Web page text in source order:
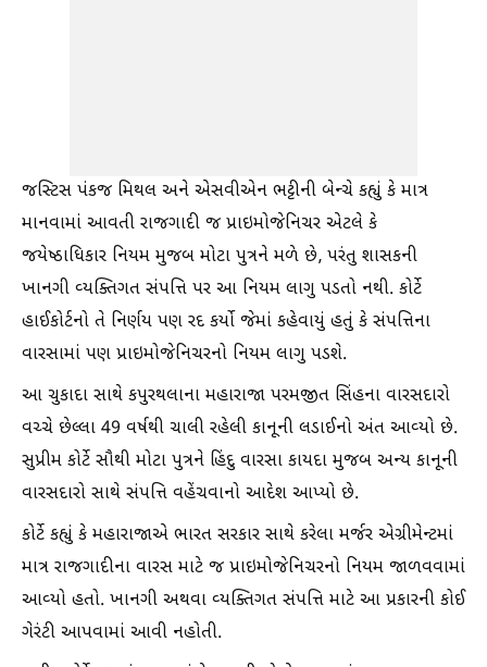
જસ્ટિસ પંકજ મિથલ અને એસવીએન ભટ્ટીની બેન્ચે કહ્યું કે માત્ર
માનવામાં આવતી રાજગાદી જ પ્રાઇમોજેનિચર એટલે કે
જયેષ્ઠાધિકાર નિયમ મુજબ મોટા પુત્રને મળે છે, પરંતુ શાસકની
ખાનગી વ્યક્તિગત સંપત્તિ પર આ નિયમ લાગુ પડતો નથી. કોર્ટે
હાઈકોર્ટનો તે નિર્ણય પણ રદ કર્યો જેમાં કહેવાયું હતું કે સંપત્તિના
વારસામાં પણ પ્રાઇમોજેનિચરનો નિયમ લાગુ પડશે.
આ ચુકાદા સાથે કપુરથલાના મહારાજા પરમજીત સિંહના વારસદારો
વચ્ચે છેલ્લા 49 વર્ષથી ચાલી રહેલી કાનૂની લડાઈનો અંત આવ્યો છે.
સુપ્રીમ કોર્ટે સૌથી મોટા પુત્રને હિંદુ વારસા કાયદા મુજબ અન્ય કાનૂની
વારસદારો સાથે સંપત્તિ વહેંચવાનો આદેશ આપ્યો છે.
કોર્ટે કહ્યું કે મહારાજાએ ભારત સરકાર સાથે કરેલા મર્જર એગ્રીમેન્ટમાં
માત્ર રાજગાદીના વારસ માટે જ પ્રાઇમોજેનિચરનો નિયમ જાળવવામાં
આવ્યો હતો. ખાનગી અથવા વ્યક્તિગત સંપત્તિ માટે આ પ્રકારની કોઈ
ગેરંટી આપવામાં આવી નહોતી.